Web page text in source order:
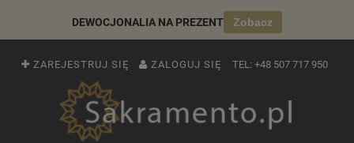
DEWOCJONALIA NA PREZENT Zobacz
ZAREJESTRUJ SIĘ ZALOGUJ SIĘ TEL: +48 507 717 950